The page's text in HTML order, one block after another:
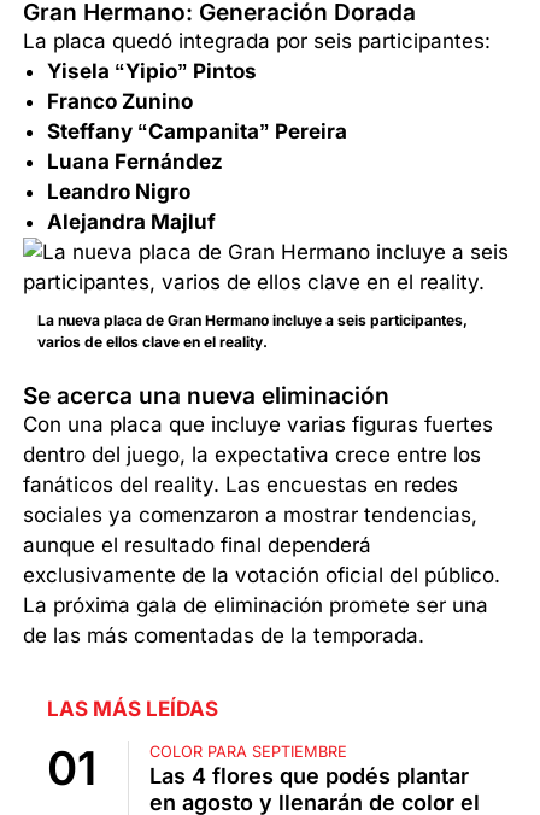
Gran Hermano: Generación Dorada
La placa quedó integrada por seis participantes:
Yisela “Yipio” Pintos
Franco Zunino
Steffany “Campanita” Pereira
Luana Fernández
Leandro Nigro
Alejandra Majluf
La nueva placa de Gran Hermano incluye a seis participantes,
varios de ellos clave en el reality.
Se acerca una nueva eliminación
Con una placa que incluye varias figuras fuertes
dentro del juego, la expectativa crece entre los
fanáticos del reality. Las encuestas en redes
sociales ya comenzaron a mostrar tendencias,
aunque el resultado final dependerá
exclusivamente de la votación oficial del público.
La próxima gala de eliminación promete ser una
de las más comentadas de la temporada.
LAS MÁS LEÍDAS
COLOR PARA SEPTIEMBRE
Las 4 flores que podés plantar
en agosto y llenarán de color el